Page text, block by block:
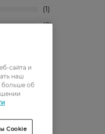
1
0
сайта и
наш
больше об
Cookie